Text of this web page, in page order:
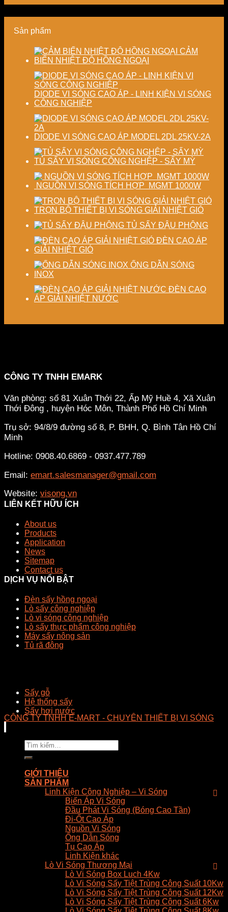
thành
sản
năng
chất
lượng
phẩm
lượng
định
lượng
sấy
nghiệp
Sản phẩm
CẢM
BIẾN NHIỆT ĐỘ HỒNG NGOẠI
DIODE VI SÓNG CAO ÁP - LINH KIỆN VI SÓNG
CÔNG NGHIỆP
DIODE VI SÓNG CAO ÁP MODEL 2DL 25KV-2A
TỦ SẤY VI SÓNG CÔNG NGHỆP - SẤY MỲ
NGUỒN VI SÓNG TÍCH HỢP MGMT 1000W
TRỌN BỘ THIẾT BỊ VI SÓNG GIẢI NHIỆT GIÓ
TỦ SẤY ĐẬU PHỘNG
ĐÈN CAO ÁP
GIẢI NHIỆT GIÓ
ỐNG DẪN SÓNG
INOX
ĐÈN CAO
ÁP GIẢI NHIỆT NƯỚC
CÔNG TY TNHH EMARK
Văn phòng: số 81 Xuân Thới 22, Ấp Mỹ Huề 4, Xã Xuân
Thới Đông , huyện Hóc Môn, Thành Phố Hồ Chí Minh
Trụ sở: 94/8/9 đường số 8, P. BHH, Q. Bình Tân Hồ Chí
Minh
Hotline: 0908.40.6869 - 0937.477.789
Email: emart.salesmanager@gmail.com
Website: visong.vn
LIÊN KẾT HỮU ÍCH
About us
Products
Application
News
Sitemap
Contact us
DỊCH VỤ NỔI BẬT
Đèn sấy hồng ngoại
Lò sấy công nghiệp
Lò vi sóng công nghiệp
Lò sấy thực phẩm công nghiệp
Máy sấy nông sản
Tủ rã đông
Sấy gỗ
Hệ thống sấy
Sấy hơi nước
CÔNG TY TNHH E-MART - CHUYÊN THIẾT BỊ VI SÓNG
Tìm
kiếm:
GIỚI THIỆU
SẢN PHẨM
Linh Kiện Công Nghiệp – Vi Sóng
Biến Áp Vi Sóng
Đầu Phát Vi Sóng (Bóng Cao Tần)
Đi-Ốt Cao Áp
Nguồn Vi Sóng
Ống Dẫn Sóng
Tụ Cao Áp
Linh Kiện khác
Lò Vi Sóng Thương Mại
Lò Vi Sóng Box Luch 4Kw
Lò Vi Sóng Sấy Tiệt Trùng Công Suất 10Kw
Lò Vi Sóng Sấy Tiệt Trùng Công Suất 12Kw
Lò Vi Sóng Sấy Tiệt Trùng Công Suất 6Kw